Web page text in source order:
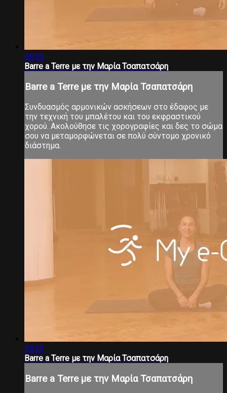
28:33
Barre a Terre με την Μαρία Τσαπατσάρη
Barre a Terre με την Μαρία Τσαπατσάρη
Συνδυασμός αρμονικών ασκήσεων στο έδαφος με
την τεχνική του μπαλέτου και του εκφραστικού
χορού. Ακολούθησε τις χορογραφίες και δες το σώμα
σου να μεταμορφώνεται σε πολύ σύντομο χρονικό
διάστημα.
28:33
Barre a Terre με την Μαρία Τσαπατσάρη
Barre a Terre με την Μαρία Τσαπατσάρη